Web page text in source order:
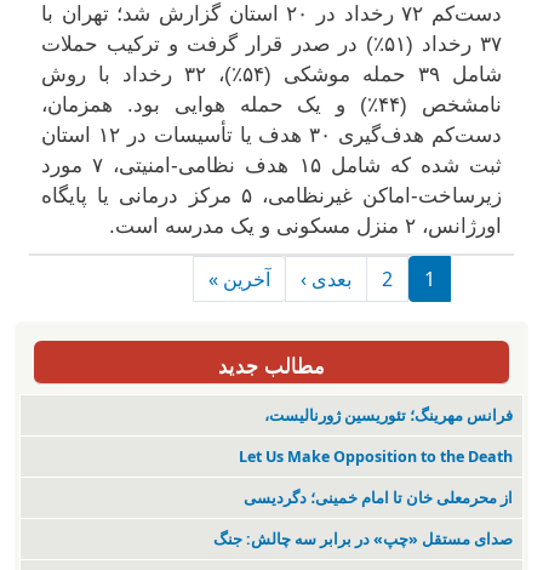
دست‌کم ۷۲ رخداد در ۲۰ استان گزارش شد؛ تهران با
۳۷ رخداد (۵۱٪) در صدر قرار گرفت و ترکیب حملات
شامل ۳۹ حمله موشکی (۵۴٪)، ۳۲ رخداد با روش
نامشخص (۴۴٪) و یک حمله هوایی بود. همزمان،
دست‌کم هدف‌گیری ۳۰ هدف یا تأسیسات در ۱۲ استان
ثبت شده که شامل ۱۵ هدف نظامی-امنیتی، ۷ مورد
زیرساخت-اماکن غیرنظامی، ۵ مرکز درمانی یا پایگاه
اورژانس، ۲ منزل مسکونی و یک مدرسه است.
Pagination بعدی ›Next page
آخرین »Last page
مطالب جدید
فرانس مهرینگ؛ تئوریسین ژورنالیست،
Let Us Make Opposition to the Death
از محرمعلی خان تا امام خمینی؛ دگردیسی
صدای مستقل «چپ» در برابر سه چالش: جنگ